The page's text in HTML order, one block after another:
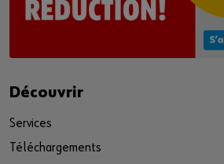
Découvrir
Services
Téléchargements